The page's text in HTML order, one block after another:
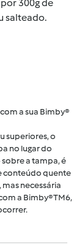
300g de
salteado.
a sua Bimby®
superiores, o
no lugar do
a tampa, é
conteúdo quente
necessária
a Bimby® TM6,